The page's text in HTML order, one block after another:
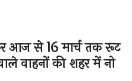
t
o
n
आज से 16 मार्च तक रूट
वाहनों की शहर में नो